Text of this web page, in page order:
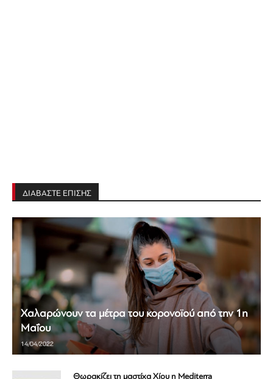
ΔΙΑΒΑΣΤΕ ΕΠΙΣΗΣ
Χαλαρώνουν τα μέτρα του κορονοϊού από την 1η
Μαΐου
14/04/2022
Θωρακίζει τη μαστίχα Χίου η Mediterra